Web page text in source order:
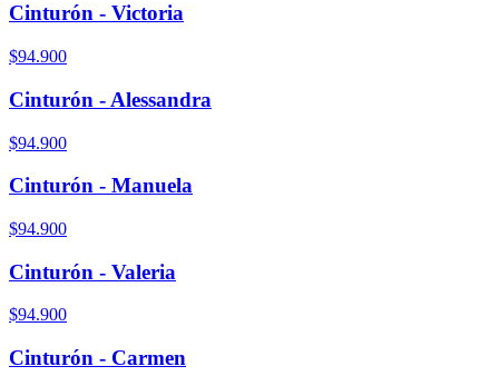
Cinturón - Victoria
$94.900
Cinturón - Alessandra
$94.900
Cinturón - Manuela
$94.900
Cinturón - Valeria
$94.900
Cinturón - Carmen